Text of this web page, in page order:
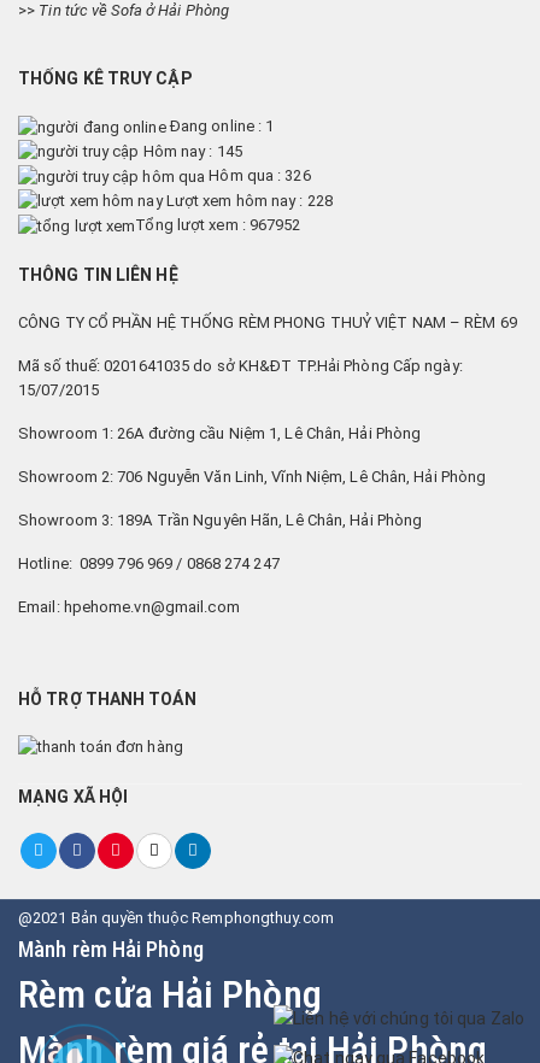
>> Tin tức về Sofa ở Hải Phòng
THỐNG KÊ TRUY CẬP
Đang online : 1
Hôm nay : 145
Hôm qua : 326
Lượt xem hôm nay : 228
Tổng lượt xem : 967952
THÔNG TIN LIÊN HỆ
CÔNG TY CỔ PHẦN HỆ THỐNG RÈM PHONG THUỶ VIỆT NAM – RÈM 69
Mã số thuế: 0201641035 do sở KH&ĐT TP.Hải Phòng Cấp ngày:
15/07/2015
Showroom 1: 26A đường cầu Niệm 1, Lê Chân, Hải Phòng
Showroom 2: 706 Nguyễn Văn Linh, Vĩnh Niệm, Lê Chân, Hải Phòng
Showroom 3: 189A Trần Nguyên Hãn, Lê Chân, Hải Phòng
Hotline: 0899 796 969 / 0868 274 247
Email: hpehome.vn@gmail.com
HỖ TRỢ THANH TOÁN
MẠNG XÃ HỘI
@2021 Bản quyền thuộc Remphongthuy.com
Mành rèm Hải Phòng
Rèm cửa Hải Phòng
Mành rèm giá rẻ tại Hải Phòng